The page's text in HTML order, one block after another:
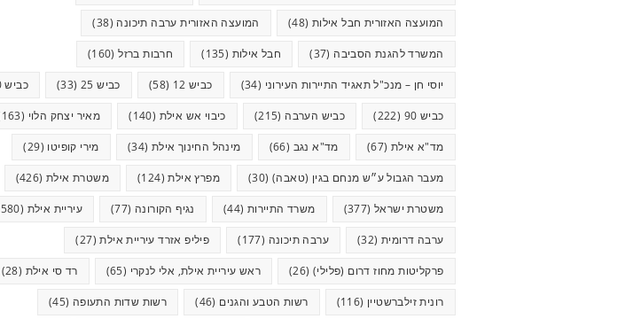
המועצה האזורית חבל אילות (48) המועצה האזורית ערבה תיכונה (38)
המשרד להגנת הסביבה (37) חבל אילות (135) חרבות ברזל(160)
יוסי חן – מנכ"ל תאגיד התיירות העירוני (34) כביש 12 (58) כביש 25 (33) כביש 40
כביש 90 (222) כביש הערבה (215) כיבוי אש אילת (140) מאיר יצחק הלוי (163)
מד"א אילת (67) מד"א נגב (66) מינהל החינוך אילת (34) מירי קופיטו (29)
מעבר הגבול ע״ש מנחם בגין (טאבה)(30) מפרץ אילת(124) משטרת אילת(426)
משטרת ישראל(377) משרד התיירות (44) נגיף הקורונה (77) עיריית אילת (580)
ערבה דרומית(32) ערבה תיכונה (177) פיליפ אזרד עיריית אילת(27)
פרקליטות מחוז דרום (פלילי)(26) ראש עיריית אילת, אלי לנקרי (65) רד סי אילת (28)
רונית זילברשטיין (116) רשות הטבע והגנים (46) רשות שדות התעופה (45)